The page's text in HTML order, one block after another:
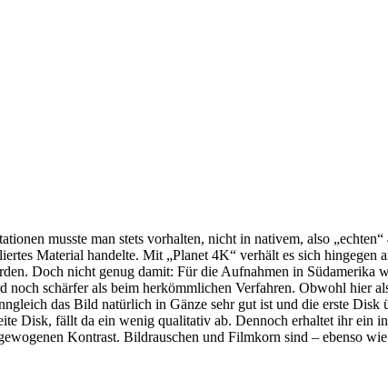
musste man stets vorhalten, nicht in nativem, also
Material handelte. Mit „Planet 4K“ verhält es sich
Doch nicht genug damit: Für die Aufnahmen in Südamerika
schärfer als beim herkömmlichen Verfahren. Obwohl hier
das Bild natürlich in Gänze sehr gut ist und die erste Disk
Disk, fällt da ein wenig qualitativ ab. Dennoch erhaltet ihr ein
Kontrast. Bildrauschen und Filmkorn sind – ebenso